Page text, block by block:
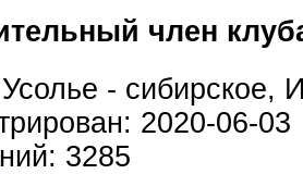
член
- сибирское,
2020-06-03
3285